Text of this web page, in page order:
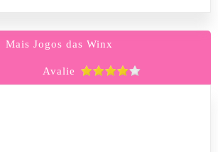
Mais Jogos das Winx
Avalie